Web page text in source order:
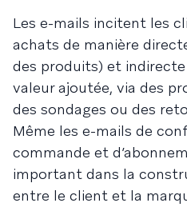
Les e-mails incitent les
achats de manière
des produits) et
valeur ajoutée, via des
des sondages ou des
Même les e-mails de
commande et
important dans la
entre le client et la